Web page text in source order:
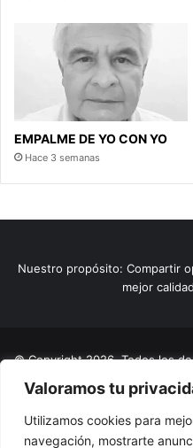
Valoramos tu
Utilizamos cookies para
navegación, mostrarte
EMPALME DE YO CON YO
Hace 3 semanas
Nuestro propósito: Compartir
mejor
© Copyright 2026, Todos los
SAS BIC
Home
Actualidad
El Tinteadero